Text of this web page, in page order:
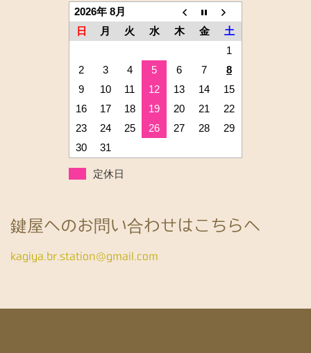
2026年 8月
日
月 火 水 木 金
土
1
2
3 4 5 6 7
8
9
10 11 12 13 14
15
16
17 18 19 20 21
22
23
24 25 26 27 28
29
30
31
定休日
鍵屋へのお問い合わせはこちらへ
kagiya.br.station@gmail.com